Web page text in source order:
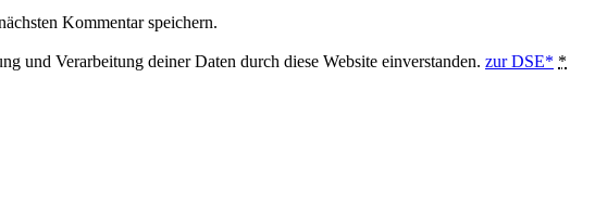
Kommentar speichern.
und Verarbeitung deiner Daten durch diese Website einverstanden. zur DSE* *